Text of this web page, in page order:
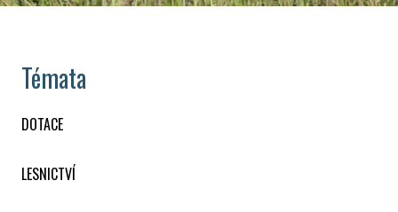
Témata
DOTACE
LESNICTVÍ